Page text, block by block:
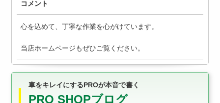
コメント
心を込めて、丁寧な作業を心がけています。
当店ホームページもぜひご覧ください。
車をキレイにするPROが本音で書く
PRO SHOPブログ